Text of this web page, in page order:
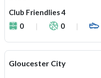
Club Friendlies 4
0
0
Gloucester City